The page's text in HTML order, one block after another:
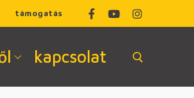
támogatás
kapcsolat